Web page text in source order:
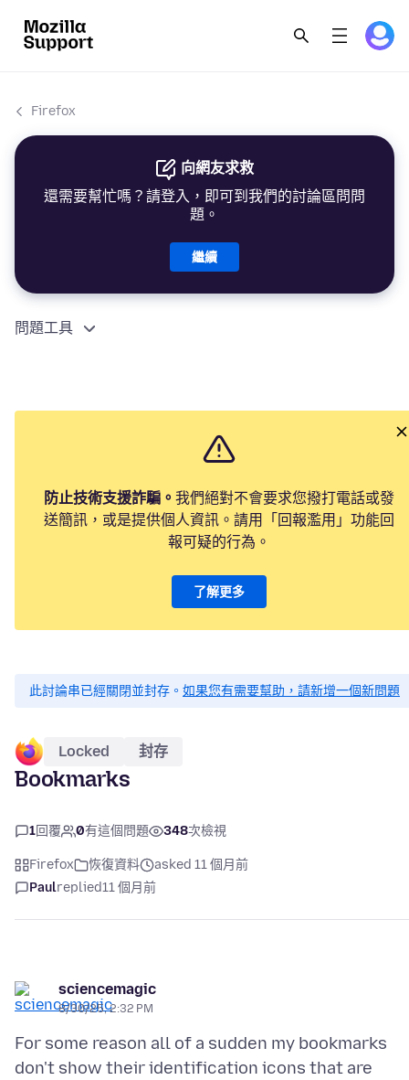
Firefox
向網友求救
還需要幫忙嗎？請登入，即可到我們的討論區問問
題。
繼續
問題工具
防止技術支援詐騙。 我們絕對不會要求您撥打電話或發
送簡訊，或是提供個人資訊。請用「回報濫用」功能回
報可疑的行為。
了解更多
此討論串已經關閉並封存。 如果您有需要幫助，請新增一個新問題
Locked 封存
Bookmarks
1回覆 0有這個問題 348次檢視
Firefox 恢復資料
asked 11 個月前
Paulreplied11 個月前
sciencemagic
8/30/25, 2:32 PM
For some reason all of a sudden my bookmarks
don't show their identification icons that are